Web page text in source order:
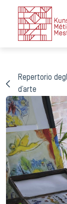
Repertorio
d’arte